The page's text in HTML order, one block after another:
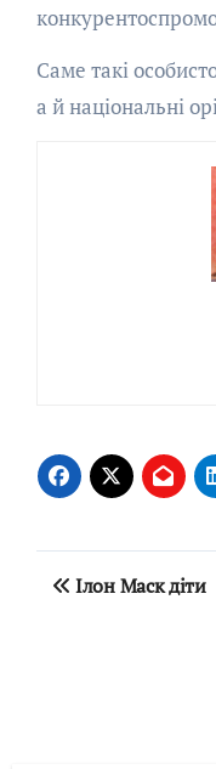
Саме такі
а й національні
Навігація
Ілон Маск діти